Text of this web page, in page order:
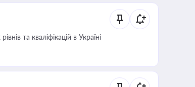
та кваліфікацій в Україні